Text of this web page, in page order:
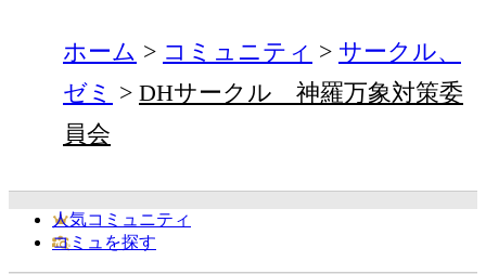
ホーム コミュニティ
サークル、
ゼミ
DHサークル 神羅万象対策委
員会
人気コミュニティ
コミュを探す